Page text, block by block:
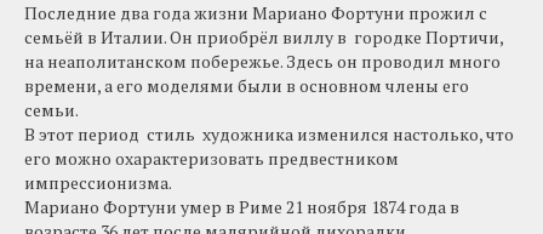
Последние два года жизни Мариано Фортуни прожил с
семьёй в Италии. Он приобрёл виллу в городке Портичи,
на неаполитанском побережье. Здесь он проводил много
времени, а его моделями были в основном члены его
семьи.
В этот период стиль художника изменился настолько, что
его можно охарактеризовать предвестником
импрессионизма.
Мариано Фортуни умер в Риме 21 ноября 1874 года в